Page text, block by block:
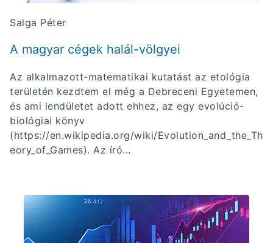
Salga Péter
A magyar cégek halál-völgyei
Az alkalmazott-matematikai kutatást az etológia
területén kezdtem el még a Debreceni Egyetemen,
és ami lendületet adott ehhez, az egy evolúció-
biológiai könyv
(https://en.wikipedia.org/wiki/Evolution_and_the_Th
eory_of_Games). Az író...